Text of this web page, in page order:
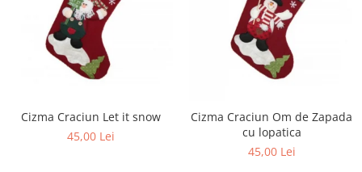
Cizma Craciun Let it snow
45,00 Lei
Cizma Craciun Om de Zapada
cu lopatica
45,00 Lei